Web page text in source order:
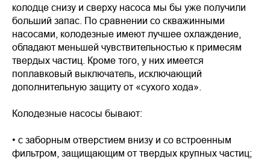
колодце снизу и сверху насоса мы бы уже получили
больший запас. По сравнении со скважинными
насосами, колодезные имеют лучшее охлаждение,
обладают меньшей чувствительностью к примесям
твердых частиц. Кроме того, у них имеется
поплавковый выключатель, исключающий
дополнительную защиту от «сухого хода».
Колодезные насосы бывают:
• с заборным отверстием внизу и со встроенным
фильтром, защищающим от твердых крупных частиц;